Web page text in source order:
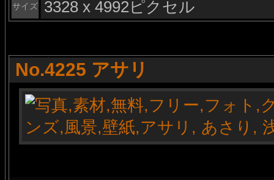
サイズ 3328 x 4992ピクセル
No.4225 アサリ